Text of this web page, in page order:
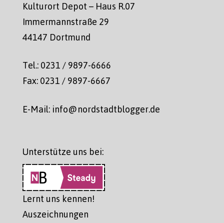
Kulturort Depot – Haus R.07
Immermannstraße 29
44147 Dortmund
Tel.: 0231 / 9897-6666
Fax: 0231 / 9897-6667
E-Mail: info@nordstadtblogger.de
Unterstütze uns bei:
Lernt uns kennen!
Auszeichnungen